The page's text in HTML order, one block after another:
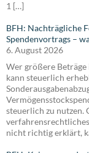
1 […]
BFH: Nachträgliche
Spendenvortrags –
6. August 2026
Wer größere Beträge
kann steuerlich
steuerlich zu nutzen.
nicht richtig erklärt,